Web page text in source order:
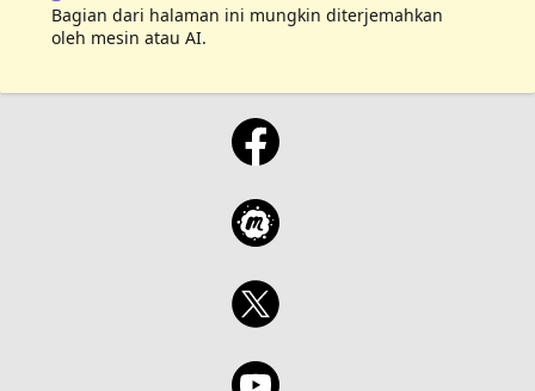
Bagian dari halaman ini mungkin diterjemahkan
oleh mesin atau AI.